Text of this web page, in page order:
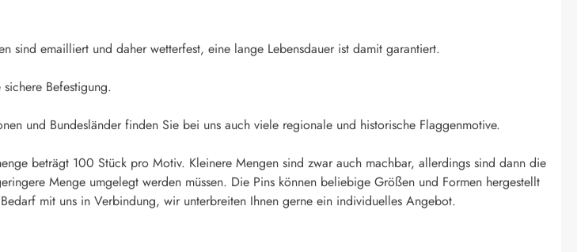
sind emailliert und daher wetterfest, eine lange Lebensdauer ist damit garantiert.
Befestigung.
und Bundesländer finden Sie bei uns auch viele regionale und historische Flaggenmotive.
beträgt 100 Stück pro Motiv. Kleinere Mengen sind zwar auch machbar, allerdings sind dann die
Menge umgelegt werden müssen. Die Pins können beliebige Größen und Formen hergestellt
mit uns in Verbindung, wir unterbreiten Ihnen gerne ein individuelles Angebot.